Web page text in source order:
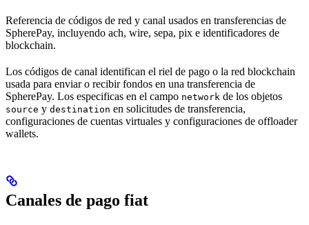
Referencia de códigos de red y canal usados en transferencias de
SpherePay, incluyendo ach, wire, sepa, pix e identificadores de
blockchain.
Los códigos de canal identifican el riel de pago o la red blockchain
usada para enviar o recibir fondos en una transferencia de
SpherePay. Los especificas en el campo network de los objetos
source y destination en solicitudes de transferencia,
configuraciones de cuentas virtuales y configuraciones de offloader
wallets.
Canales de pago fiat